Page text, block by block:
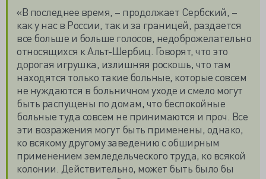
«В последнее время, – продолжает Сербский, –
как у нас в России, так и за границей, раздается
все больше и больше голосов, недоброжелательно
относящихся к Альт-Шербиц. Говорят, что это
дорогая игрушка, излишняя роскошь, что там
находятся только такие больные, которые совсем
не нуждаются в больничном уходе и смело могут
быть распущены по домам, что беспокойные
больные туда совсем не принимаются и проч. Все
эти возражения могут быть применены, однако,
ко всякому другому заведению с обширным
применением земледельческого труда, ко всякой
колонии. Действительно, может быть было бы